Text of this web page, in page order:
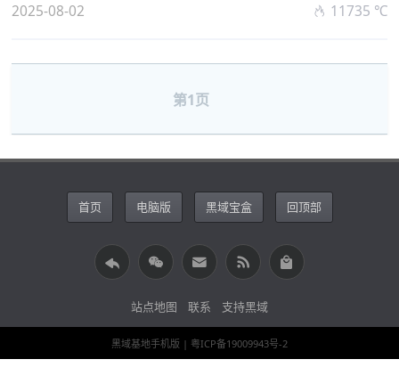
2025-08-02 11735 ℃
第1页
首页 电脑版 黑域宝盒 回顶部
站点地图 联系 支持黑域
黑域基地手机版 | 粤ICP备19009943号-2